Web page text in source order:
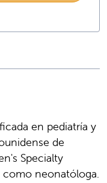
en pediatría y
de
Specialty
como neonatóloga.